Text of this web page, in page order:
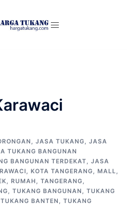
, JASA TUKANG, JASA
TUKANG BANGUNAN
BANGUNAN TERDEKAT, JASA
, KOTA TANGERANG, MALL,
, RUMAH , TANGERANG,
, TUKANG BANGUNAN , TUKANG
TUKANG BANTEN , TUKANG